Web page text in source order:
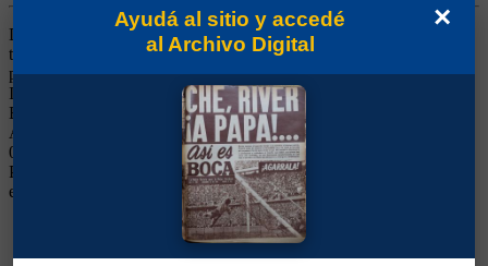
Defensor y Medio. Surgido de las Inferiores. Integrante por casi 8
temporadas del primer equipo y uno de los jugadores con más
partidos en la década del '10. Había formado parte del club barrial
Independencia Sud, de donde la mayoría de sus jugadores crearon
Boca Juniors. El 21/04/1912 frente a Kimberley, el 16/05/1912 ante
Argentino de Quilmes, el 02/06/1912 contra Independiente, el
05/04/1914 ante Ferrocarril Sud y el 21/04/1918 ante Estudiantil
Porteño jugó pero posteriormente por diversos motivos, los
encuentros fueron anulados
×
Ayudá al sitio y accedé
al Archivo Digital